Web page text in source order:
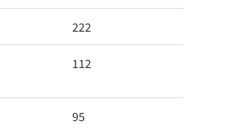
222
112
95